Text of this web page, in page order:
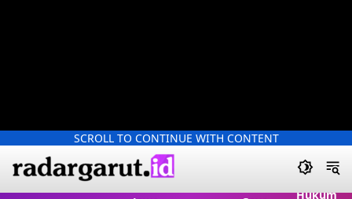
SCROLL TO CONTINUE WITH CONTENT
Hukum